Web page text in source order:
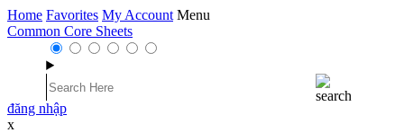
Home Favorites My Account Menu
Common Core Sheets
đăng nhập
x